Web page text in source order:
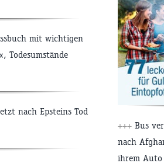
mit wichtigen
Todesumstände
nach Epsteins Tod
+++ Bus
nach
ihrem Auto